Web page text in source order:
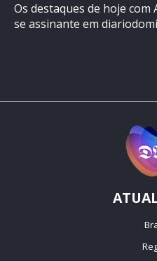
Os destaques de hoje
se assinante em